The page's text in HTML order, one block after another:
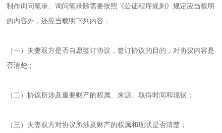
制作询问笔录。询问笔录除需要按照《公证程序规则》规定应当载明
的内容外，还应当载明下列内容：
（一）夫妻双方是否自愿签订协议，签订协议的目的，对协议内容是
否清楚；
（二）协议所涉及重要财产的权属、来源、取得时间和现状；
（三）夫妻双方对协议所涉及财产的权属和现状是否清楚；